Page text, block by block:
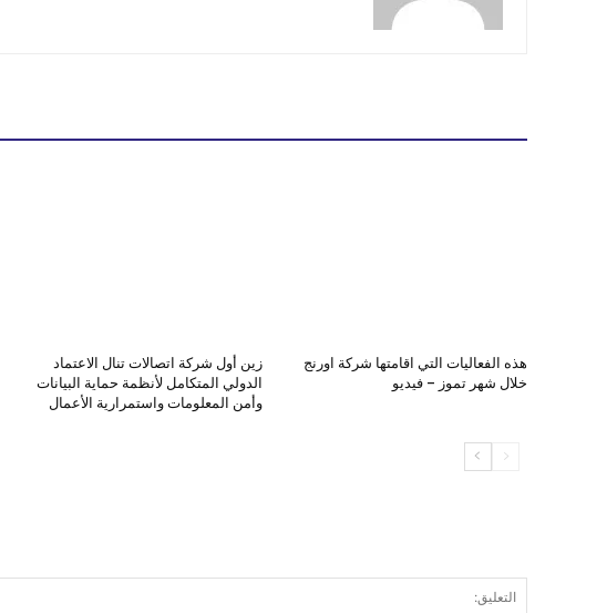
هذه الفعاليات التي اقامتها شركة اورنج
خلال شهر تموز – فيديو
زين أول شركة اتصالات تنال الاعتماد
الدولي المتكامل لأنظمة حماية البيانات
وأمن المعلومات واستمرارية الأعمال